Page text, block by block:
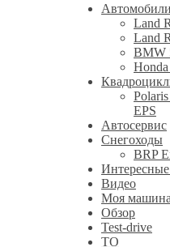
Автомобили
Land
Land
BMW
EPS
Автосервис
Снегоходы
BRP
Видео
Моя машина
Обзор
Test-drive
ТО